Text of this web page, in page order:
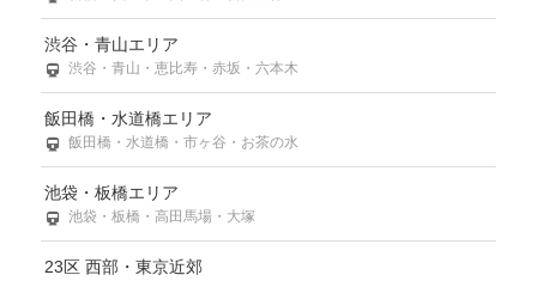
渋谷・青山エリア
渋谷・青山・恵比寿・赤坂・六本木
飯田橋・水道橋エリア
飯田橋・水道橋・市ヶ谷・お茶の水
池袋・板橋エリア
池袋・板橋・高田馬場・大塚
23区 西部・東京近郊